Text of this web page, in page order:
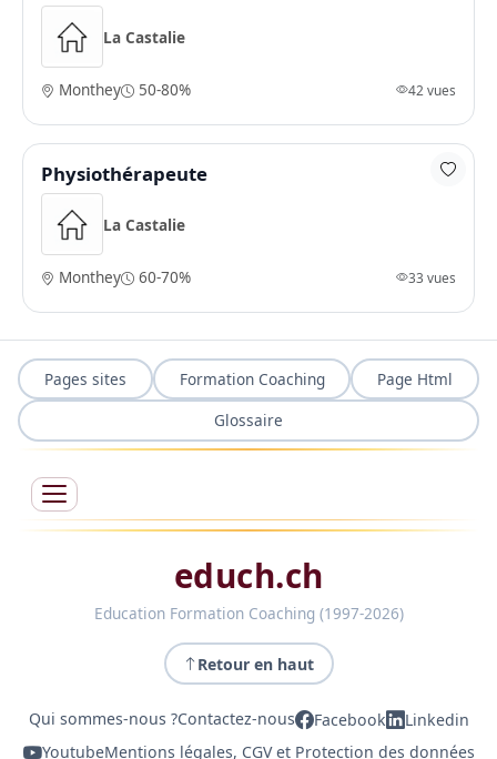
La Castalie
Monthey 50-80% 42 vues
Physiothérapeute
La Castalie
Monthey 60-70% 33 vues
Pages sites Formation Coaching
Page Html
Glossaire
educh.ch
Education Formation Coaching (1997-2026)
Retour en haut
Qui sommes-nous ?Contactez-nous Facebook
Linkedin
YoutubeMentions légales, CGV et Protection des données